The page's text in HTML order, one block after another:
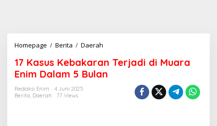
Homepage / Berita / Daerah
K
a
s
17 Kasus Kebakaran Terjadi di Muara
Enim Dalam 5 Bulan
Redaksi Enim
4 Juni 2025
Berita, Daerah 77 Views